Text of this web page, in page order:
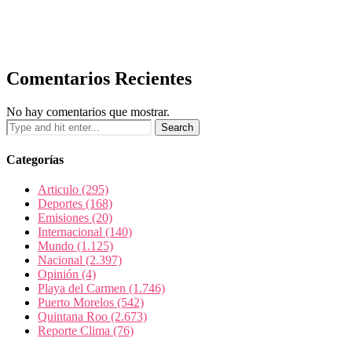
Comentarios Recientes
No hay comentarios que mostrar.
Categorías
Articulo (295)
Deportes (168)
Emisiones (20)
Internacional (140)
Mundo (1.125)
Nacional (2.397)
Opinión (4)
Playa del Carmen (1.746)
Puerto Morelos (542)
Quintana Roo (2.673)
Reporte Clima (76)